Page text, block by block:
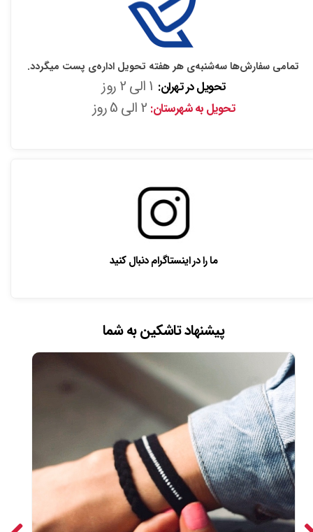
تمامی سفارش‌ها سه‌شنبه‌ی هر هفته تحویل اداره‌ی پست میگردد.
تحویل در تهران:
تحویل به شهرستان: 2 الی 5 روز
ما را در اینستاگرام دنبال کنید
پیشنهاد تاشکین به شما